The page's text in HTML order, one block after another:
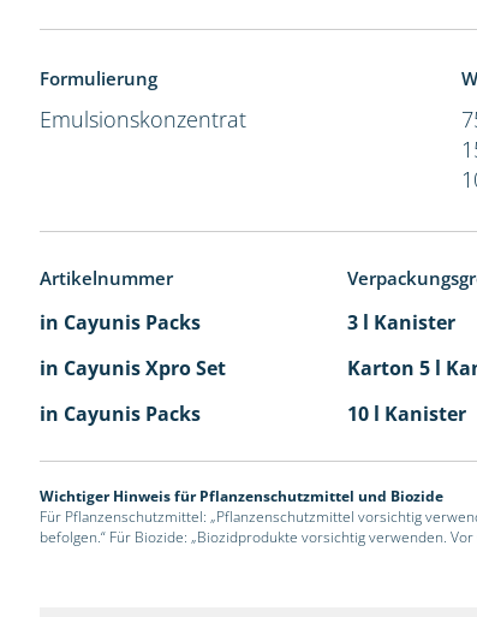
Formulierung
Emulsionskonzentrat
Artikelnummer
in Cayunis Packs
3 l Kanister
in Cayunis Xpro Set
Karton 5 l
in Cayunis Packs
10 l Kanister
Wichtiger Hinweis für Pflanzenschutzmittel und Biozide
Für Pflanzenschutzmittel: „Pflanzenschutzmittel vorsichtig
befolgen.“ Für Biozide: „Biozidprodukte vorsichtig verwenden.